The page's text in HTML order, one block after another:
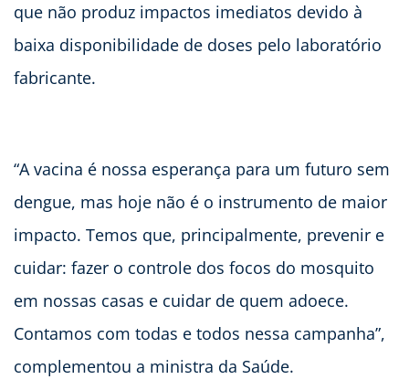
que não produz impactos imediatos devido à
baixa disponibilidade de doses pelo laboratório
fabricante.
“A vacina é nossa esperança para um futuro sem
dengue, mas hoje não é o instrumento de maior
impacto. Temos que, principalmente, prevenir e
cuidar: fazer o controle dos focos do mosquito
em nossas casas e cuidar de quem adoece.
Contamos com todas e todos nessa campanha”,
complementou a ministra da Saúde.